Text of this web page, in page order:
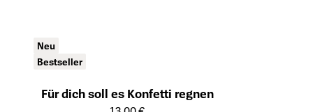
Neu
Bestseller
Für dich soll es Konfetti regnen
Öffnet die Detailseite des Produkts